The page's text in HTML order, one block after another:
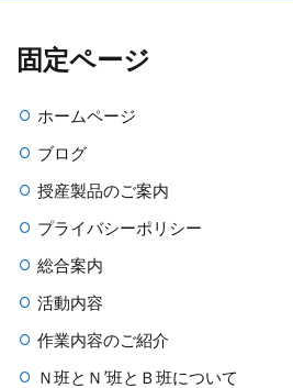
固定ページ
ホームページ
ブログ
授産製品のご案内
プライバシーポリシー
総合案内
活動内容
作業内容のご紹介
Ｎ班とＮ’班とＢ班について